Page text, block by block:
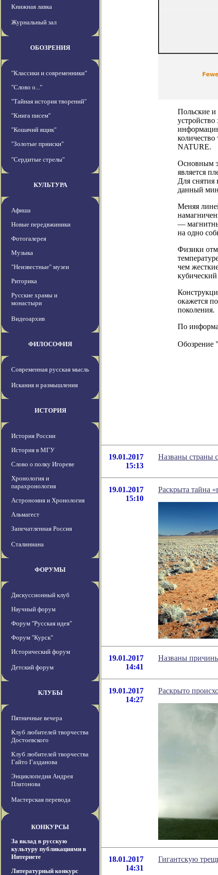
Книжная лавка
Журнальный зал
ОБОЗРЕНИЯ
"Классики и современники"
"Слово о..."
"Тайная история творений"
"Книга писем"
"Кошачий ящик"
"Золотые прииски"
"Сердитые стрелы"
КУЛЬТУРА
Афиша
Новые передвжиники
Фотогалерея
Музыка
"Неизвестные" музеи
Риторика
Русские храмы и
монастыри
Видеоархив
ФИЛОСОФИЯ
Современная русская мысль
Искания и размышления
ИСТОРИЯ
История России
История в МГУ
Слово о полку Игореве
Хронология и
парахронология
Астрономия и Хронология
Альмагест
Запечатленная Россия
Сталиниана
ФОРУМЫ
Дискуссионный клуб
Научный форум
Форум "Русская идея"
Форум "Курск"
Исторический форум
Детский форум
КЛУБЫ
Пятничные вечера
Клуб любителей творчества
Достоевского
Клуб любителей творчества
Гайто Газданова
Энциклопедия Андрея
Платонова
Мастерская перевода
КОНКУРСЫ
За вклад в русскую
культуру публикациями в
Интернете
Литературный конкурс
Польские и
NATURE.
Основным
является
Для снятия
данный
Меняя
—
на одно
Физики
чем
окажется
поколения.
По
Обозрение
19.01.2017
15:13
Названы страны
19.01.2017
15:10
Раскрыта тайна
19.01.2017
14:41
Названы
19.01.2017
14:27
Раскрыто
18.01.2017
14:31
Гигантскую